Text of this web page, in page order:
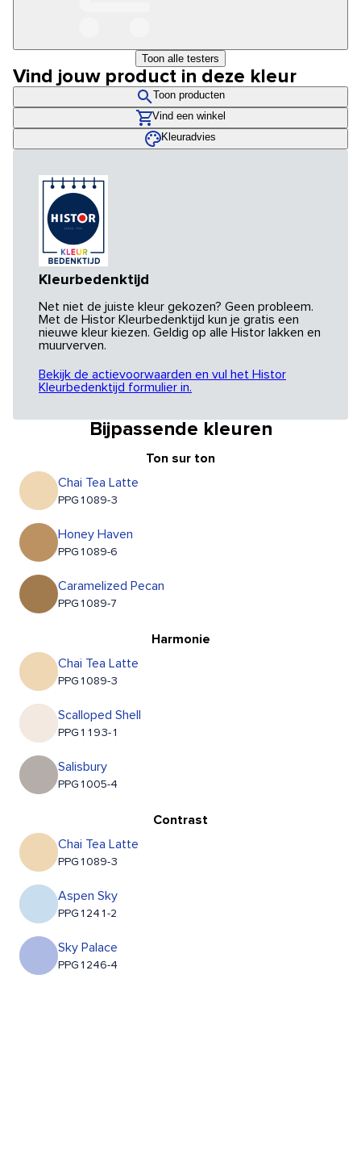
Toon alle testers
Vind jouw product in deze kleur
Toon producten
Vind een winkel
Kleuradvies
Kleurbedenktijd
Net niet de juiste kleur gekozen? Geen probleem.
Met de Histor Kleurbedenktijd kun je gratis een
nieuwe kleur kiezen. Geldig op alle Histor lakken en
muurverven.
Bekijk de actievoorwaarden en vul het Histor
Kleurbedenktijd formulier in.
Bijpassende kleuren
Ton sur ton
Chai Tea Latte
PPG1089-3
Honey Haven
PPG1089-6
Caramelized Pecan
PPG1089-7
Harmonie
Chai Tea Latte
PPG1089-3
Scalloped Shell
PPG1193-1
Salisbury
PPG1005-4
Contrast
Chai Tea Latte
PPG1089-3
Aspen Sky
PPG1241-2
Sky Palace
PPG1246-4